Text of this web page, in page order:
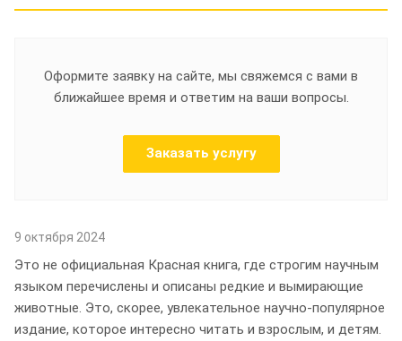
Оформите заявку на сайте, мы свяжемся с вами в
ближайшее время и ответим на ваши вопросы.
Заказать услугу
9 октября 2024
Это не официальная Красная книга, где строгим научным
языком перечислены и описаны редкие и вымирающие
животные. Это, скорее, увлекательное научно-популярное
издание, которое интересно читать и взрослым, и детям.